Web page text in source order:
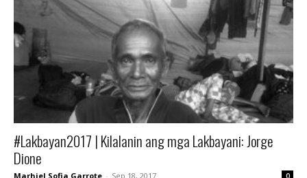
#Lakbayan2017 | Kilalanin ang mga Lakbayani: Jorge
Dione
Marhiel Sofia Garrote - Sep 18, 2017 0